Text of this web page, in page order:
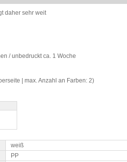
daher sehr weit
/ unbedruckt ca. 1 Woche
| max. Anzahl an Farben: 2)
weiß
PP